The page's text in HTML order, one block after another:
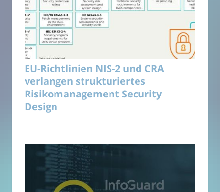
EU-Richtlinien NIS-2 und CRA
verlangen strukturiertes
Risikomanagement Security
Design